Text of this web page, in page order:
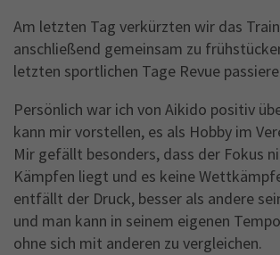
Am letzten Tag verkürzten wir das
anschließend gemeinsam zu
letzten sportlichen Tage Revue
Persönlich war ich von Aikido positiv
kann mir vorstellen, es als Hobby im
Mir gefällt besonders, dass der Fokus
Kämpfen liegt und es keine
entfällt der Druck, besser als andere
und man kann in seinem eigenen
ohne sich mit anderen zu vergleichen.